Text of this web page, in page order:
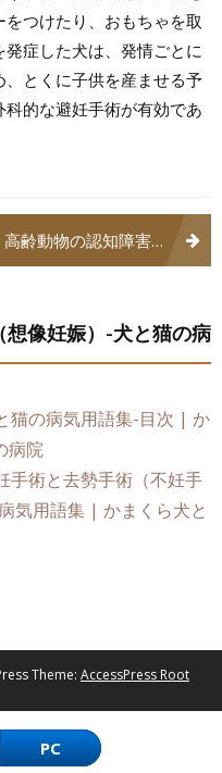
つけたり、おもちゃを取
症した犬は、発情ごとに
とくに子供を産ませる予
的な避妊手術が有効であ
高齢動物の認知障害（ぼけ）-犬と猫の病気用語集
想像妊娠）-犬と猫の病
猫の病気用語集-目次 | か
病院
手術と去勢手術（不妊手
気用語集 | かまくら犬と
Theme: AccessPress Root
PC